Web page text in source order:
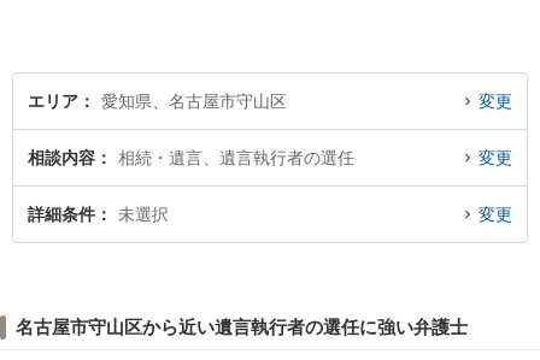
談ください。
エリア 愛知県、名古屋市守山区 変更
相談内容 相続・遺言、遺言執行者の選任 変更
詳細条件 未選択 変更
名古屋市守山区から近い遺言執行者の選任に強い弁護士